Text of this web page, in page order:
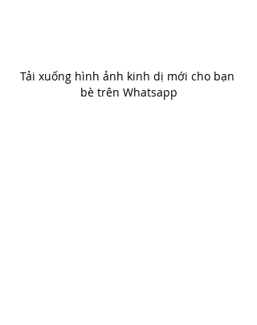
Tải xuống hình ảnh kinh dị mới cho bạn
bè trên Whatsapp